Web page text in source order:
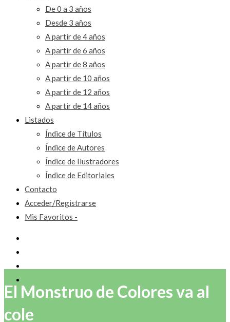
De 0 a 3 años
Desde 3 años
A partir de 4 años
A partir de 6 años
A partir de 8 años
A partir de 10 años
A partir de 12 años
A partir de 14 años
Listados
Índice de Títulos
Índice de Autores
Índice de Ilustradores
Índice de Editoriales
Contacto
Acceder/Registrarse
Mis Favoritos -
El Monstruo de Colores va al
cole